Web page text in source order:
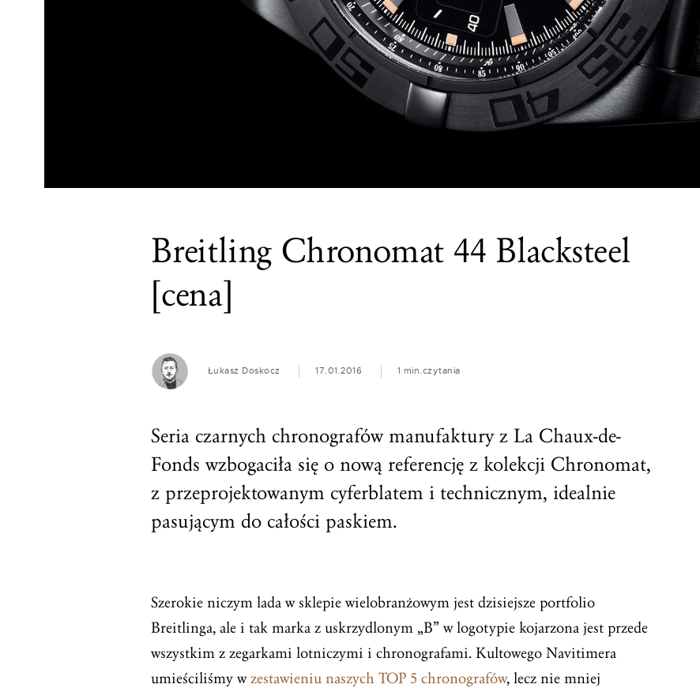
Breitling Chronomat 44 Blacksteel
[cena]
Łukasz Doskocz 17.01.2016 1 min.czytania
Seria czarnych chronografów manufaktury z La Chaux-de-
Fonds wzbogaciła się o nową referencję z kolekcji Chronomat,
z przeprojektowanym cyferblatem i technicznym, idealnie
pasującym do całości paskiem.
Szerokie niczym lada w sklepie wielobranżowym jest dzisiejsze portfolio
Breitlinga, ale i tak marka z uskrzydlonym „B” w logotypie kojarzona jest przede
wszystkim z zegarkami lotniczymi i chronografami. Kultowego Navitimera
umieściliśmy wzestawieniu naszych TOP 5 chronografów, lecz nie mniej